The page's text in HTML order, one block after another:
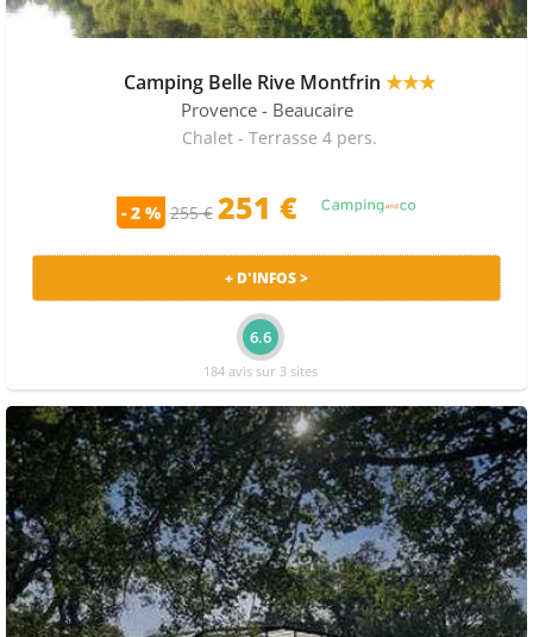
Camping Belle Rive Montfrin ★★★
Provence - Beaucaire
Chalet - Terrasse 4 pers.
- 2 % 255 € 251 €
+ D'INFOS >
6.6
184 avis sur 3 sites